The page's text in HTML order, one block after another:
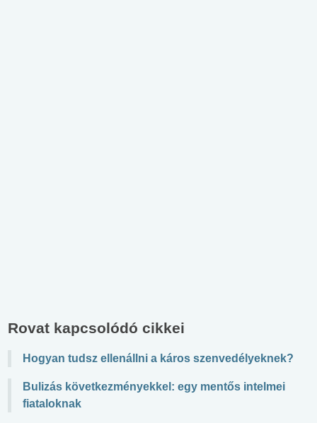
Rovat kapcsolódó cikkei
Hogyan tudsz ellenállni a káros szenvedélyeknek?
Bulizás következményekkel: egy mentős intelmei
fiataloknak